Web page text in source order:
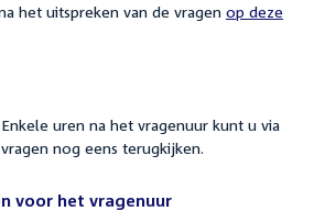
het uitspreken van de vragen op deze
uren na het vragenuur kunt u via
nog eens terugkijken.
voor het vragenuur